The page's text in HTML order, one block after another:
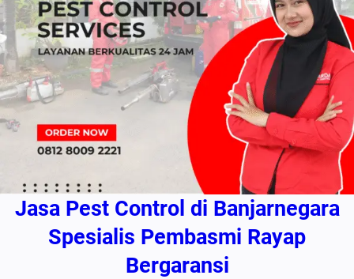
Jasa Pest Control di Banjarnegara
Spesialis Pembasmi Rayap
Bergaransi